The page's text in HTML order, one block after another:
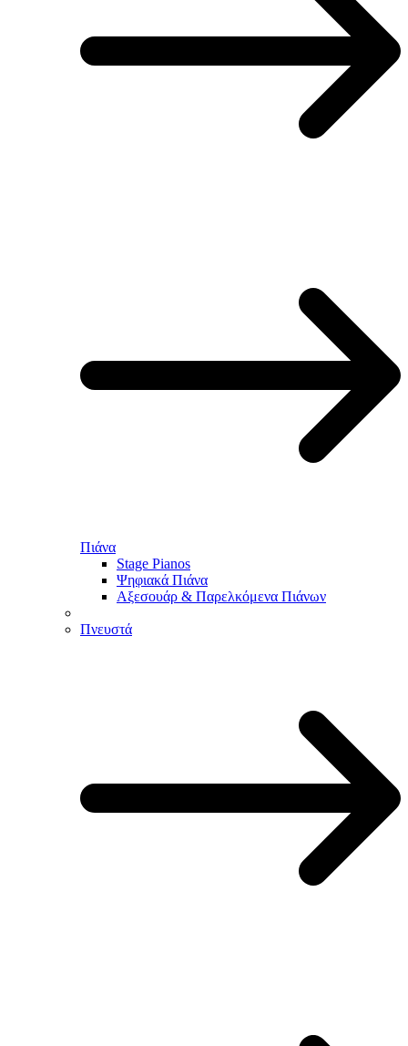
Πιάνα
Stage Pianos
Ψηφιακά Πιάνα
Αξεσουάρ & Παρελκόμενα Πιάνων
Πνευστά